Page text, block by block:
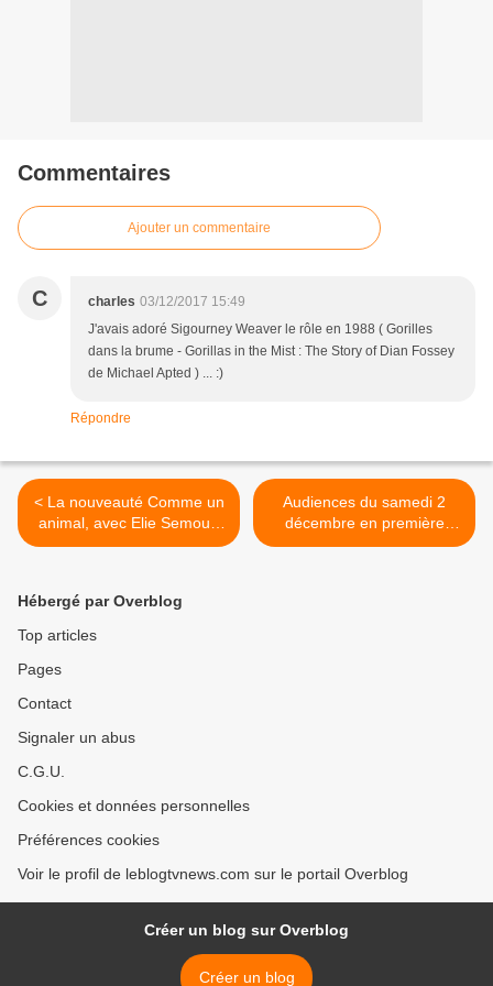
Commentaires
Ajouter un commentaire
C charles 03/12/2017 15:49
J'avais adoré Sigourney Weaver le rôle en 1988 ( Gorilles
dans la brume - Gorillas in the Mist : The Story of Dian Fossey
de Michael Apted ) ... :)
Répondre
< La nouveauté Comme un
animal, avec Elie Semoun
ce dimanche sur Gulli.
Audiences du samedi 2
décembre en première
partie de soirée. >
Hébergé par Overblog
Top articles
Pages
Contact
Signaler un abus
C.G.U.
Cookies et données personnelles
Préférences cookies
Voir le profil de leblogtvnews.com sur le portail Overblog
Créer un blog sur Overblog
Créer un blog